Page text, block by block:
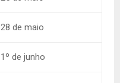
28 de maio
1º de junho